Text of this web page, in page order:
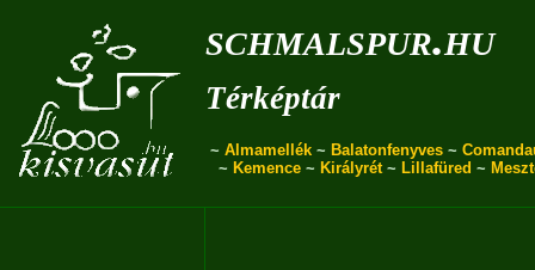
schmalspur.hu
Térképtár
~ Almamellék ~ Balatonfenyves ~
~ Kemence~ Királyrét~ Lillafüred ~